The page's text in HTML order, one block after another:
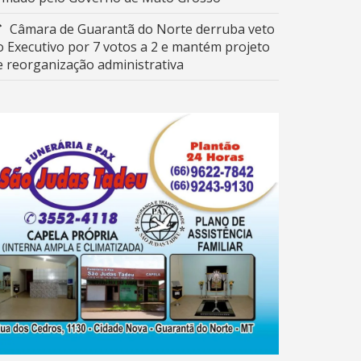
Câmara de Guarantã do Norte derruba veto
Executivo por 7 votos a 2 e mantém projeto
reorganização administrativa